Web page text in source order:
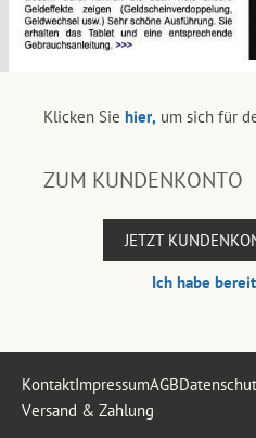
Klicken Sie hier, um sich für
ZUM KUNDENKONTO
JETZT
Ich habe
KontaktImpressumAGB
Versand & Zahlung